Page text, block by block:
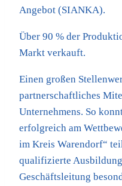
Angebot (SIANKA).
Über 90 % der
Markt verkauft.
Einen großen
partnerschaftliches
Unternehmens. So
erfolgreich am
im Kreis Warendorf“
qualifizierte
Geschäftsleitung